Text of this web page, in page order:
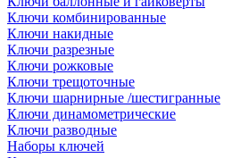
Ключи комбинированные
Ключи накидные
Ключи разрезные
Ключи рожковые
Ключи трещоточные
Ключи шарнирные /шестигранные
Ключи динамометрические
Ключи разводные
Наборы ключей